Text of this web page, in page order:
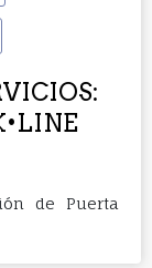
de Puerta